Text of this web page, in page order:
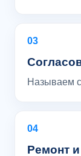
03
Называем
04
Ремонт